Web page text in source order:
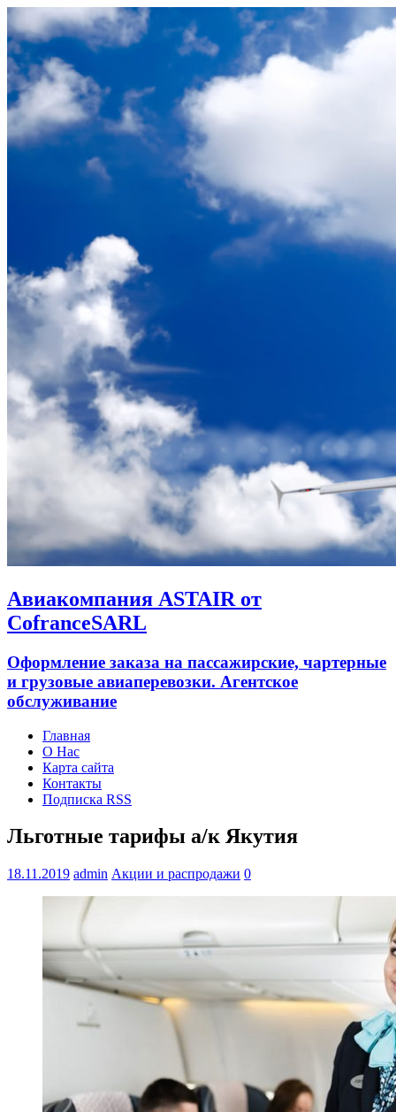
Авиакомпания ASTAIR от
CofranceSARL
Оформление заказа на пассажирские, чартерные
и грузовые авиаперевозки. Агентское
обслуживание
Главная
О Нас
Карта сайта
Контакты
Подписка RSS
Льготные тарифы а/к Якутия
18.11.2019 admin Акции и распродажи 0